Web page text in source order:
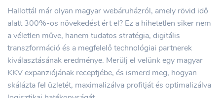
Hallottál már olyan magyar webáruházról, amely rövid idő
alatt 300%-os növekedést ért el? Ez a hihetetlen siker nem
a véletlen műve, hanem tudatos stratégia, digitális
transzformáció és a megfelelő technológiai partnerek
kiválasztásának eredménye. Merülj el velünk egy magyar
KKV expanziójának receptjébe, és ismerd meg, hogyan
skálázta fel üzletét, maximalizálva profitját és optimalizálva